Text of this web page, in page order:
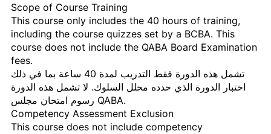
Scope of Course Training
This course only includes the 40 hours of training,
including the course quizzes set by a BCBA. This
course does not include the QABA Board Examination
fees.
تشمل هذه الدورة فقط التدريب لمدة 40 ساعة بما في ذلك
اختبار الدورة الذي حدده محلل السلوك. لا تشمل هذه الدورة
رسوم امتحان مجلس QABA.
Competency Assessment Exclusion
This course does not include competency